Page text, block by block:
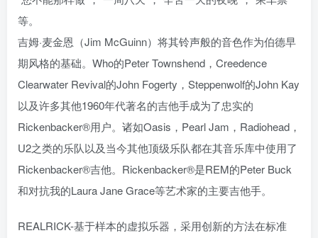
等。
吉姆·麦金恩（Jim McGuinn）将其铃声般的音色作为伯德早
期风格的基础。Who的Peter Townshend，Creedence
Clearwater Revival的John Fogerty，Steppenwolf的John Kay
以及许多其他1960年代著名的吉他手成为了忠实的
Rickenbacker®用户。诸如Oasis，Pearl Jam，Radiohead，
U2之类的乐队以及当今其他顶级乐队都在其音乐库中使用了
Rickenbacker®吉他。Rickenbacker®是REM的Peter Buck
和对抗我的Laura Jane Grace等艺术家的主要吉他手。
REALRICK-基于样本的虚拟乐器，采用创新的方法在标准